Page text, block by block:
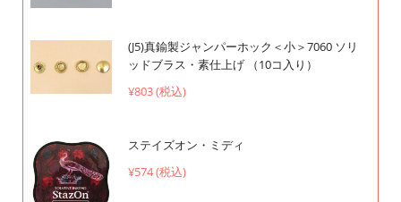
(J5)真鍮製ジャンパーホック＜小＞7060 ソリ
ッドブラス・素仕上げ （10コ入り）
¥803 (税込)
ステイズオン・ミディ
¥574 (税込)